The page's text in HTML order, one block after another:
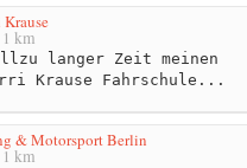
km
langer Zeit meinen
Krause Fahrschule...
& Motorsport Berlin
km